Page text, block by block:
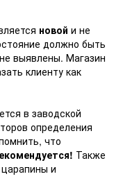
новой и не
должно быть
выявлены. Магазин
клиенту как
в заводской
определения
что
Также
и